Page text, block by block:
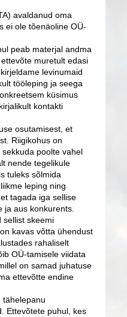
avaldanud oma
ei ole tõenäoline OÜ-
peab materjal andma
muretult edasi
levinumaid
tööleping ja seega
küsimus
kontakti
osutamisest, et
Riigikohus on
poolte vahel
nende tegelikule
tuleks sõlmida
leping ning
tagada iga sellise
ja aus konkurents.
sellist skeemi
kavas võtta ühendust
rahaliselt
OÜ-tamisele viidata
on samad juhatuse
ettevõtte endine
tähelepanu
Ettevõtete puhul, kes